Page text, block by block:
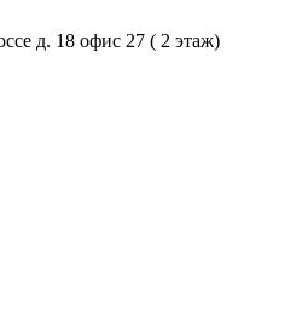
д. 18 офис 27 ( 2 этаж)